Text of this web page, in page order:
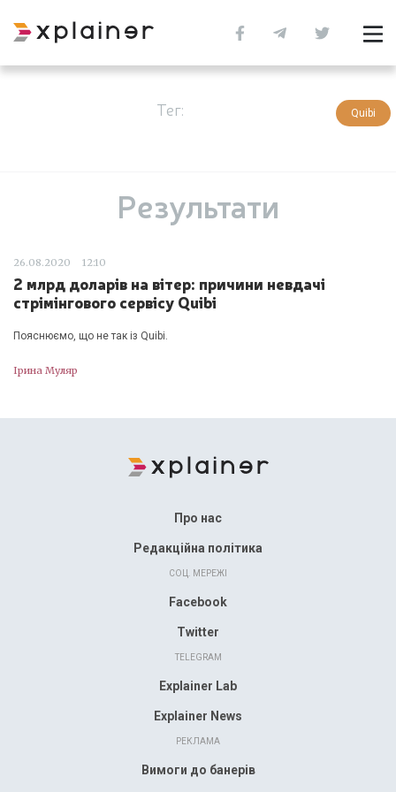
Тег: Quibi
Результати
26.08.2020 12:10
2 млрд доларів на вітер: причини невдачі
стрімінгового сервісу Quibi
Пояснюємо, що не так із Quibi.
Ірина Муляр
Про нас
Редакційна політика
СОЦ. МЕРЕЖІ
Facebook
Twitter
TELEGRAM
Explainer Lab
Explainer News
РЕКЛАМА
Вимоги до банерів